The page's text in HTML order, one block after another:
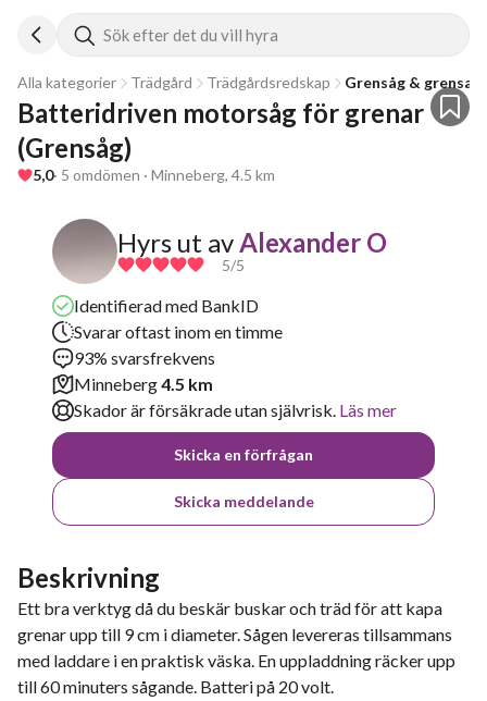
Sök efter det du vill hyra
Alla kategorier Trädgård Trädgårdsredskap Grensåg & grensax
Batteridriven motorsåg för grenar
(Grensåg)
5,0· 5 omdömen · Minneberg, 4.5 km
Hyrs ut av Alexander O
5/5
Identifierad med BankID
Svarar oftast inom en timme
93% svarsfrekvens
Minneberg4.5 km
Skador är försäkrade utan självrisk. Läs mer
Skicka en förfrågan
Skicka meddelande
Beskrivning
Ett bra verktyg då du beskär buskar och träd för att kapa
grenar upp till 9 cm i diameter. Sågen levereras tillsammans
med laddare i en praktisk väska. En uppladdning räcker upp
till 60 minuters sågande. Batteri på 20 volt.